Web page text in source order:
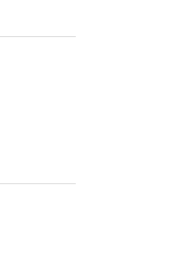
Zum Download